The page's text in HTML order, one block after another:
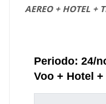
AEREO + HOTEL +
Periodo: 24/
Voo + Hotel